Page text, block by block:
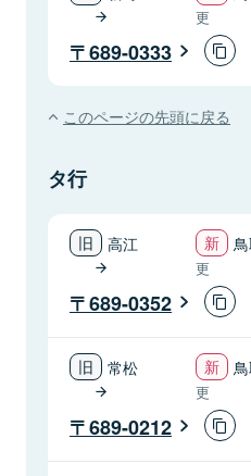
更
689-0333
このページの先頭に戻る
タ行
高江
更
689-0352
常松
更
689-0212